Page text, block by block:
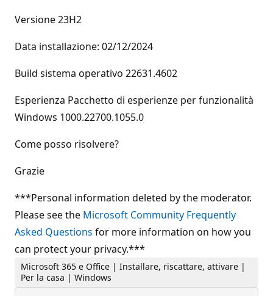
Versione 23H2
Data installazione: ‎02/‎12/‎2024
Build sistema operativo 22631.4602
Esperienza Pacchetto di esperienze per funzionalità
Windows 1000.22700.1055.0
Come posso risolvere?
Grazie
***Personal information deleted by the moderator.
Please see the Microsoft Community Frequently
Asked Questions for more information on how you
can protect your privacy.***
Microsoft 365 e Office | Installare, riscattare, attivare |
Per la casa | Windows